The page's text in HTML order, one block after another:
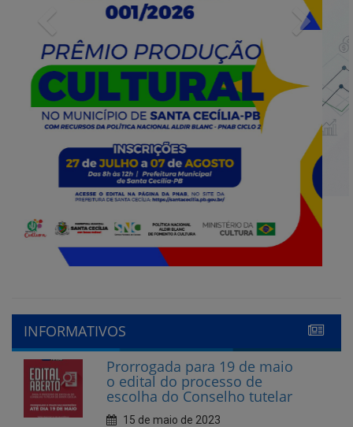
INFORMATIVOS
o edital do processo de
escolha do Conselho tutelar
15 de maio de 2023
Abertas as inscrições para
Conselheiro Tutelar em
Santa Cecília